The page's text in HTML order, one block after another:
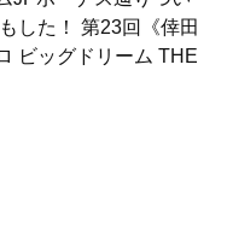
した！ 第23回《倖田
ビッグドリーム THE